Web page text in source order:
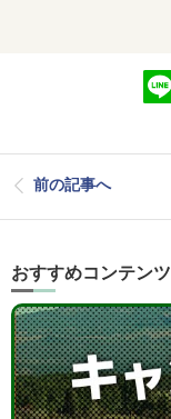
前の記事へ
おすすめコンテンツ